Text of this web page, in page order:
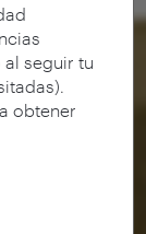
seguir tu
obtener